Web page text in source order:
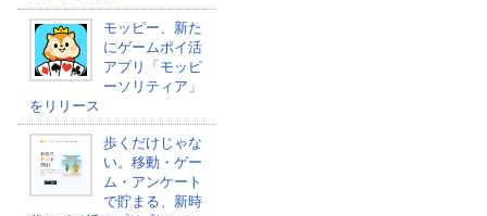
モッピー、新た
にゲームポイ活
アプリ「モッピ
ーソリティア」
をリリース
歩くだけじゃな
い。移動・ゲー
ム・アンケート
で貯まる、新時